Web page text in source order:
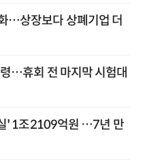
…상장보다 상폐기업 더
…휴회 전 마지막 시험대
' 1조2109억원 …7년 만